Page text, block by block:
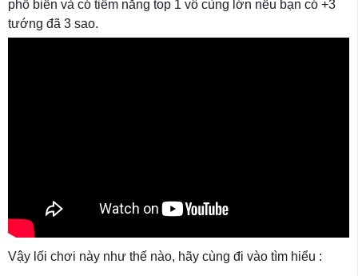
phổ biến và có tiềm năng top 1 vô cùng lớn nếu bạn có +3
tướng đã 3 sao.
Vậy lối chơi này như thế nào, hãy cùng đi vào tìm hiểu :